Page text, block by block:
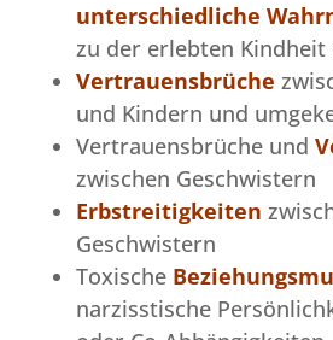
unterschiedliche
zu der erlebten
Vertrauensbrüche
und Kindern und
Vertrauensbrüche und
zwischen Geschwistern
Erbstreitigkeiten
Geschwistern
Toxische
narzisstische